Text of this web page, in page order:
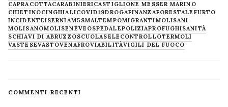
CAPRACOTTACARABINIERICASTIGLIONE MESSER MARINO
CHIETINOCINGHIALICOVID19DROGAFINANZAFORESTALE FURTO
INCIDENTEISERNIAM5SMALTEMPOMIGRANTIMOLISANI
MOLISANOMOLISENEVE OSPEDALEPOLIZIAPROFUGHISANITÀ
SCHIAVI DI ABRUZZOSCUOLASELECONTROLLOTERMOLI
VASTESEVASTOVENAFROVIABILITÀVIGILI DEL FUOCO
COMMENTI RECENTI